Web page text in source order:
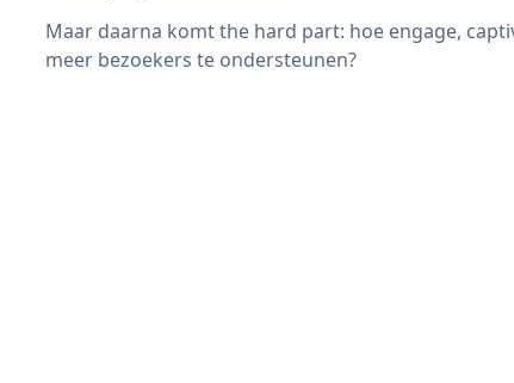
Maar daarna komt the hard part: hoe engage,
meer bezoekers te ondersteunen?